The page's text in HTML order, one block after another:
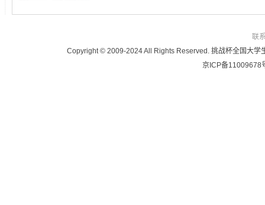
联
Copyright © 2009-2024 All Rights Reserved. 挑战杯全国大学
京ICP备11009678